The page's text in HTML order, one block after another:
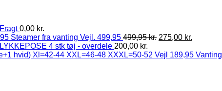
Fragt 0,00 kr.
Steamer fra vanting Vejl. 499,95 499,95kr. 275,00 kr.
LYKKEPOSE 4 stk tøj - overdele 200,00 kr.